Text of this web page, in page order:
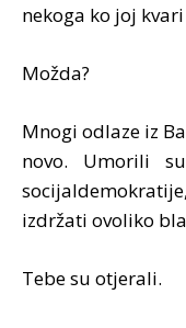
nekoga ko joj
Možda?
Mnogi odlaze iz
novo. Umorili
izdržati ovoliko
Tebe su otjerali.